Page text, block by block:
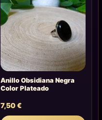
Anillo Obsidiana Negra
Color Plateado
7,50€